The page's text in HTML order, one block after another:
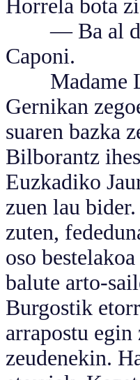
Horrela bota
— Ba al da
Caponi.
Madame Lil
Gernikan
suaren bazka
Bilborantz
Euzkadiko
zuen lau
zuten,
oso
balute arto-
Burgostik
arrapostu
zeudenekin.